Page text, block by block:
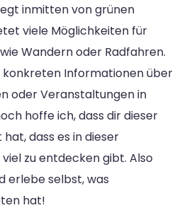
inmitten von grünen
viele Möglichkeiten für
Wandern oder Radfahren.
konkreten Informationen über
oder Veranstaltungen in
hoffe ich, dass dir dieser
dass es in dieser
zu entdecken gibt. Also
erlebe selbst, was
hat!